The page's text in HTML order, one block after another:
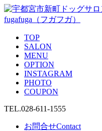
TOP
SALON
MENU
OPTION
INSTAGRAM
PHOTO
COUPON
TEL.028-611-1555
お問合せContact